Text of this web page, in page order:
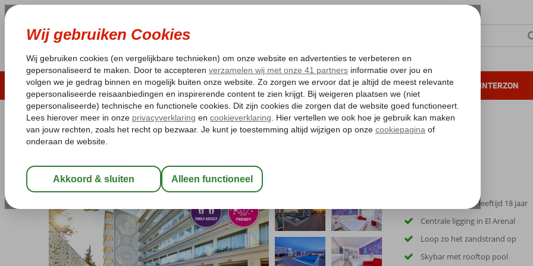
LAST MINUTE ZOMER 2026 ZONVAKANTIE VERRE REIZEN ALL INCLUSIVE WINTERZON
Pakketgarantie Laagsteprijsgarantie* Gratis annuleren*
Home
Spanje Balearen
Indico Rock Hotel
Logies en ontbijt- Hotel
Only Adult; min. leeftijd 18 jaar
Centrale ligging in El Arenal
Loop zo het zandstrand op
Skybar met rooftop pool